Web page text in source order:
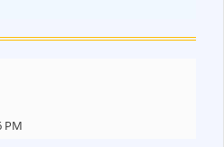
PM